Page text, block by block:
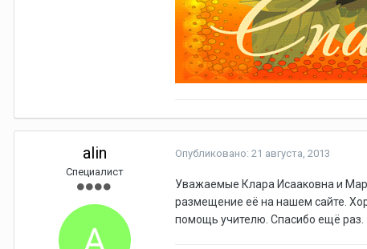
alin
Специалист
Опубликовано: 21 августа, 2013
Уважаемые Клара Исааковна и
размещение её на нашем сайте.
помощь учителю. Спасибо ещё раз.